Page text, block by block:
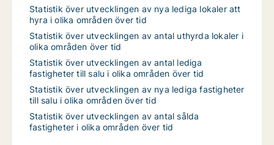
Statistik över utvecklingen av nya lediga lokaler att
hyra i olika områden över tid
Statistik över utvecklingen av antal uthyrda lokaler i
olika områden över tid
Statistik över utvecklingen av antal lediga
fastigheter till salu i olika områden över tid
Statistik över utvecklingen av nya lediga fastigheter
till salu i olika områden över tid
Statistik över utvecklingen av antal sålda
fastigheter i olika områden över tid